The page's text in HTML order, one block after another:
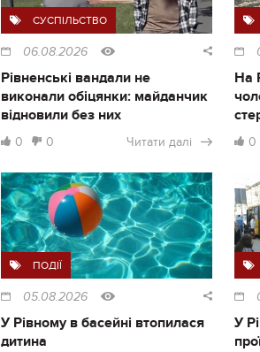
СУСПІЛЬСТВО
06.08.2026
Рівненські вандали не
виконали обіцянки: майданчик
відновили без них
0 0 Читати далі
На
0
ПОДІЇ
05.08.2026
У Рівному в басейні втопилася
дитина
У